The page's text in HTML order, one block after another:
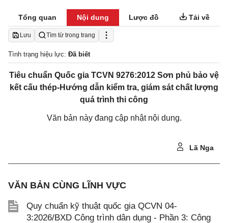
Tổng quan Nội dung Lược đồ Tải về
Lưu Tìm từ trong trang
Tình trạng hiệu lực: Đã biết
Tiêu chuẩn Quốc gia TCVN 9276:2012 Sơn phủ bảo vệ
kết cấu thép-Hướng dẫn kiểm tra, giám sát chất lượng
quá trình thi công
Văn bản này đang cập nhật nội dung.
Lã Nga
VĂN BẢN CÙNG LĨNH VỰC
Quy chuẩn kỹ thuật quốc gia QCVN 04-
3:2026/BXD Công trình dân dụng - Phần 3: Công